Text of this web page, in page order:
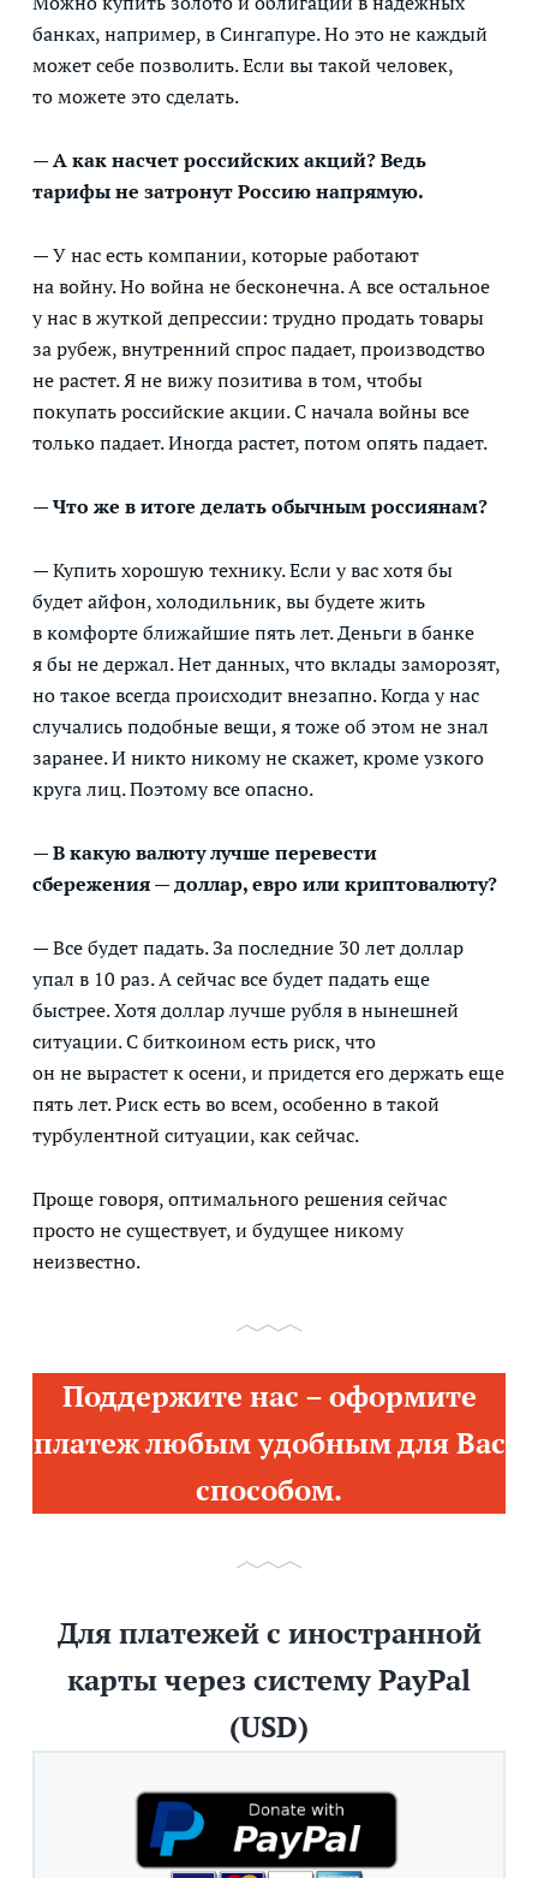
банках, например, в Сингапуре. Но это не каждый
может себе позволить. Если вы такой человек,
то можете это сделать.
— А как насчет российских акций? Ведь
тарифы не затронут Россию напрямую.
— У нас есть компании, которые работают
на войну. Но война не бесконечна. А все остальное
у нас в жуткой депрессии: трудно продать товары
за рубеж, внутренний спрос падает, производство
не растет. Я не вижу позитива в том, чтобы
покупать российские акции. С начала войны все
только падает. Иногда растет, потом опять падает.
— Что же в итоге делать обычным россиянам?
— Купить хорошую технику. Если у вас хотя бы
будет айфон, холодильник, вы будете жить
в комфорте ближайшие пять лет. Деньги в банке
я бы не держал. Нет данных, что вклады заморозят,
но такое всегда происходит внезапно. Когда у нас
случались подобные вещи, я тоже об этом не знал
заранее. И никто никому не скажет, кроме узкого
круга лиц. Поэтому все опасно.
— В какую валюту лучше перевести
сбережения — доллар, евро или криптовалюту?
— Все будет падать. За последние 30 лет доллар
упал в 10 раз. А сейчас все будет падать еще
быстрее. Хотя доллар лучше рубля в нынешней
ситуации. С биткоином есть риск, что
он не вырастет к осени, и придется его держать еще
пять лет. Риск есть во всем, особенно в такой
турбулентной ситуации, как сейчас.
Проще говоря, оптимального решения сейчас
просто не существует, и будущее никому
неизвестно.
Поддержите нас – оформите
платеж любым удобным для Вас
способом.
Для платежей с иностранной
карты через систему PayPal
(USD)